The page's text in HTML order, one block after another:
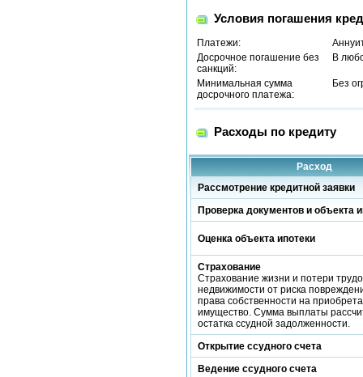
Условия погашения
Платежи:
Досрочное погашение без
санкций:
В
Минимальная сумма
досрочного платежа:
Без
Расходы по кредиту
Расход
Рассмотрение кредитной заявки
Проверка документов и объекта
Оценка объекта ипотеки
Страхование
Страхование жизни и потери
недвижимости от риска
права собственности на
имущество. Сумма выплаты
остатка ссудной задолженности.
Открытие ссудного счета
Ведение ссудного счета